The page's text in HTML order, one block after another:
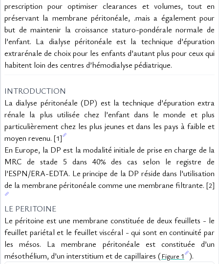
prescription pour optimiser clearances et volumes, tout en
préservant la membrane péritonéale, .mais a également pour
but de maintenir la croissance staturo-pondérale normale de
l’enfant. La dialyse péritonéale est la technique d’épuration
extrarénale de choix pour les enfants d’autant plus pour ceux qui
habitent loin des centres d’hémodialyse pédiatrique.
INTRODUCTION
La dialyse péritonéale (DP) est la technique d’épuration extra
rénale la plus utilisée chez l’enfant dans le monde et plus
particulièrement chez les plus jeunes et dans les pays à faible et
moyen revenu. [1]
En Europe, la DP est la modalité initiale de prise en charge de la
MRC de stade 5 dans 40% des cas selon le registre de
l’ESPN/ERA-EDTA. Le principe de la DP réside dans l’utilisation
de la membrane péritonéale comme une membrane filtrante. [2]
LE PERITOINE
Le péritoine est une membrane constituée de deux feuillets - le
feuillet pariétal et le feuillet viscéral - qui sont en continuité par
les mésos. La membrane péritonéale est constituée d’un
mésothélium, d’un interstitium et de capillaires (Figure 1
).